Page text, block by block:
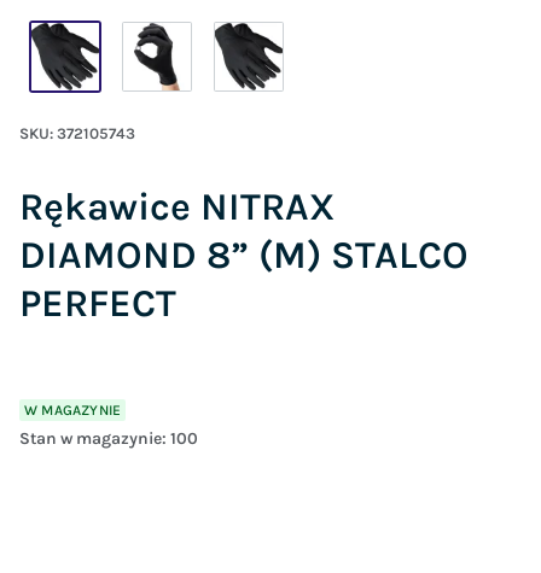
SKU: 372105743
Rękawice NITRAX
DIAMOND 8” (M) STALCO
PERFECT
W MAGAZYNIE
Stan w magazynie: 100